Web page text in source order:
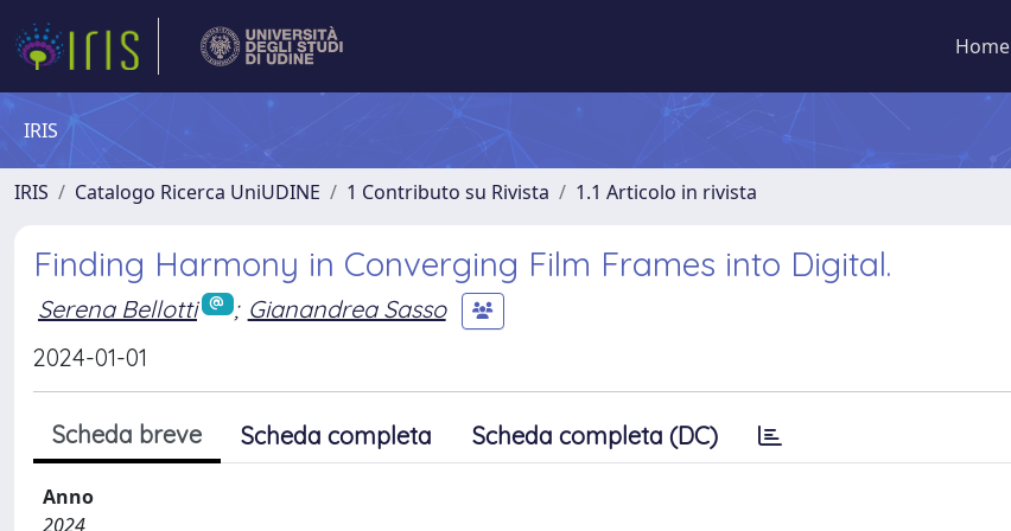
Home
IRIS
IRIS Catalogo Ricerca UniUDINE 1 Contributo su Rivista 1.1 Articolo in rivista
Finding Harmony in Converging Film Frames into Digital.
Serena Bellotti ; Gianandrea Sasso
2024-01-01
Scheda breve Scheda completa Scheda completa (DC)
Anno
2024